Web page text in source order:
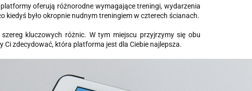
oferują różnorodne wymagające treningi, wydarzenia
kiedyś było okropnie nudnym treningiem w czterech ścianach.
kluczowych różnic. W tym miejscu przyjrzymy się obu
zdecydować, która platforma jest dla Ciebie najlepsza.